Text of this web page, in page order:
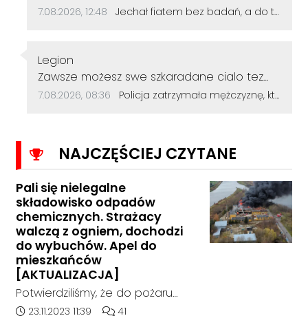
skończy. A on dalej będzie sobie jeździł.
Data dodania komentarza:
7.08.2026, 12:48 Źródło komentarza:
Jechał fiatem bez badań, a do tego miał sądowy zakaz. Wpadł, bo nie zapiął pasów bezpieczeństwa
Autor komentarza:
Legion
Treść komentarza:
Zawsze możesz swe szkaradane cialo tez
wykąpać jak dupe zal ściska!
Data dodania komentarza:
7.08.2026, 08:36 Źródło komentarza:
Policja zatrzymała mężczyznę, który dewastował koziołki siekierą! Odcięte elementy zakopał w ogródku
NAJCZĘŚCIEJ CZYTANE
Pali się nielegalne
składowisko odpadów
chemicznych. Strażacy
walczą z ogniem, dochodzi
do wybuchów. Apel do
mieszkańców
[AKTUALIZACJA]
Potwierdziliśmy, że do pożaru
doszło w hali, w której nielegalnie
Data dodania artykułu:
23.11.2023 11:39 Liczba komentarzy artykułu:
41